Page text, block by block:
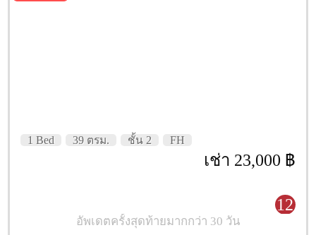
1 Bed 39 ตรม. ชั้น 2 FH
เช่า 23,000 ฿
12
อัพเดตครั้งสุดท้ายมากกว่า 30 วัน